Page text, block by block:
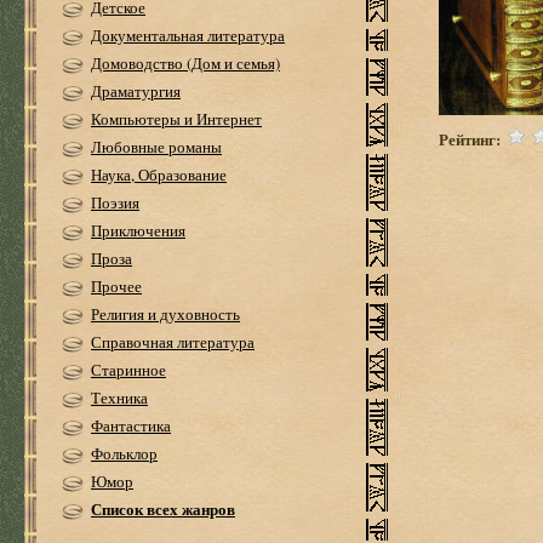
Детское
Документальная литература
Домоводство (Дом и семья)
Драматургия
Компьютеры и Интернет
Любовные романы
Наука, Образование
Поэзия
Приключения
Проза
Прочее
Религия и духовность
Справочная литература
Старинное
Техника
Фантастика
Фольклор
Юмор
Список всех жанров
Рейтинг: